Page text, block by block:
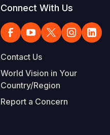
Connect With Us
Contact Us
World Vision in Your
Country/Region
Report a Concern